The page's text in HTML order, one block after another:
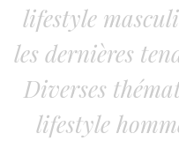
lifestyle
les dernières
Diverses
lifestyle